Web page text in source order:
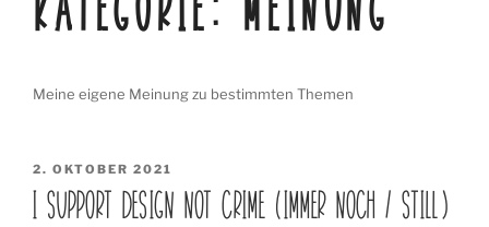
KATEGORIE: MEINUNG
Meine eigene Meinung zu bestimmten Themen
VERÖFFENTLICHT
AM
2. OKTOBER 2021
I SUPPORT DESIGN NOT CRIME (IMMER NOCH / STILL)